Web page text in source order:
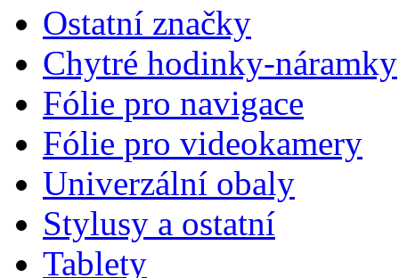
Ostatní značky
Chytré hodinky-náramky
Fólie pro navigace
Fólie pro videokamery
Univerzální obaly
Stylusy a ostatní
Tablety